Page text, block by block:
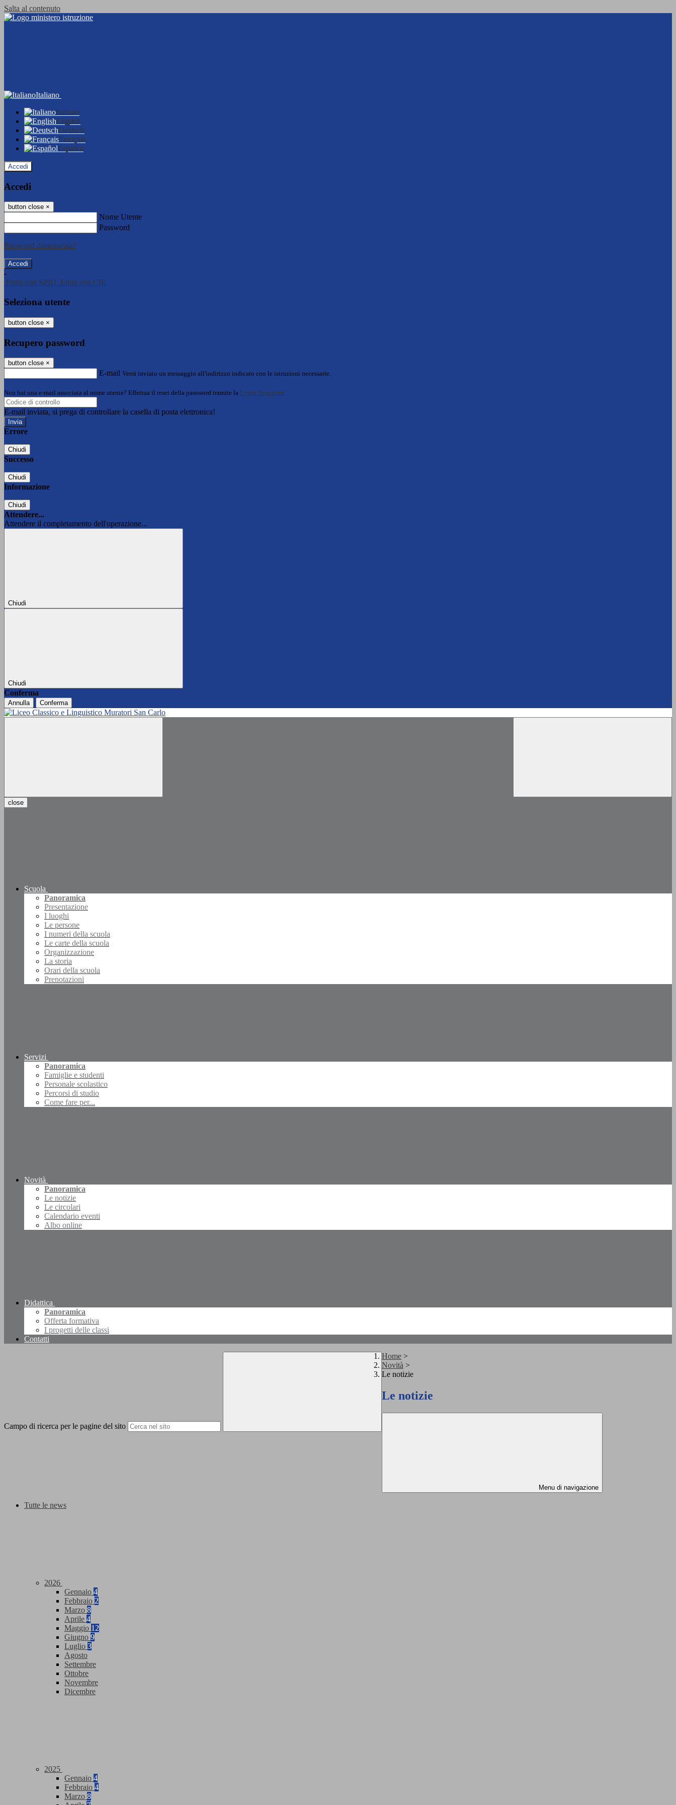
Salta al contenuto
Italiano
Italiano
English
Deutsch
Français
Español
Accedi
Accedi
button close ×
Nome Utente
Password
Password dimenticata?
-
Entra con SPID Entra con CIE
Seleziona utente
button close ×
Recupero password
button close ×
E-mail Verrà inviato un messaggio all'indirizzo indicato con le istruzioni necessarie.
Non hai una e-mail associata al nome utente? Effettua il reset della password tramite la Login Spaggiari
E-mail inviata, si prega di controllare la casella di posta elettronica!
Errore
Chiudi
Successo
Chiudi
Informazione
Chiudi
Attendere...
Attendere il completamento dell'operazione...
Chiudi
Chiudi
Conferma
Annulla Conferma
close
Scuola
Panoramica
Presentazione
I luoghi
Le persone
I numeri della scuola
Le carte della scuola
Organizzazione
La storia
Orari della scuola
Prenotazioni
Servizi
Panoramica
Famiglie e studenti
Personale scolastico
Percorsi di studio
Come fare per...
Novità
Panoramica
Le notizie
Le circolari
Calendario eventi
Albo online
Didattica
Panoramica
Offerta formativa
I progetti delle classi
Contatti
Campo di ricerca per le pagine del sito
Home >
Novità >
Le notizie
Le notizie
Menu di navigazione
Tutte le news
2026
Gennaio 4
Febbraio 2
Marzo 8
Aprile 4
Maggio 12
Giugno 9
Luglio 3
Agosto
Settembre
Ottobre
Novembre
Dicembre
2025
Gennaio 4
Febbraio 4
Marzo 8